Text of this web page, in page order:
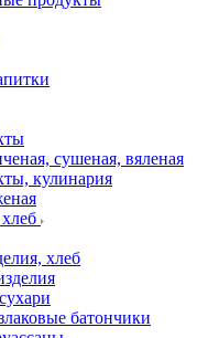
сушеная, вяленая
кулинария
хлеб
батончики